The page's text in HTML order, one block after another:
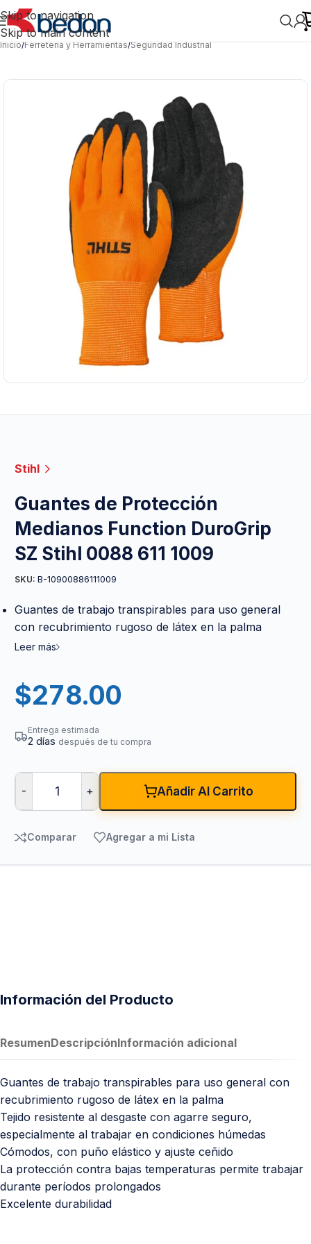
Skip to navigation
Skip to main content
Inicio/Ferretería y Herramientas/Seguridad Industrial
Stihl
Guantes de Protección
Medianos Function DuroGrip
SZ Stihl 0088 611 1009
SKU: B-10900886111009
Guantes de trabajo transpirables para uso general
con recubrimiento rugoso de látex en la palma
Leer más
$278.00
Entrega estimada
2 días después de tu compra
- + Añadir Al Carrito
Comparar Agregar a mi Lista
Información del Producto
ResumenDescripciónInformación adicional
Guantes de trabajo transpirables para uso general con
recubrimiento rugoso de látex en la palma
Tejido resistente al desgaste con agarre seguro,
especialmente al trabajar en condiciones húmedas
Cómodos, con puño elástico y ajuste ceñido
La protección contra bajas temperaturas permite trabajar
durante períodos prolongados
Excelente durabilidad